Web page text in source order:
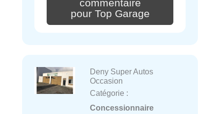
commentaire
pour Top Garage
Deny Super Autos
Occasion
Catégorie :
Concessionnaire